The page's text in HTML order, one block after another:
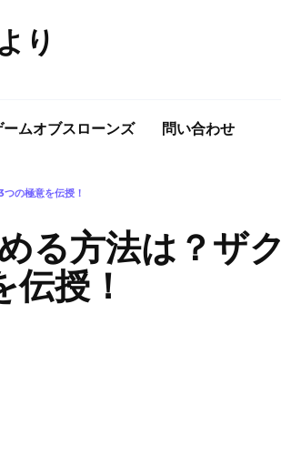
り
ームオブスローンズ 問い合わせ
の極意を伝授！
る方法は？ザク
授！